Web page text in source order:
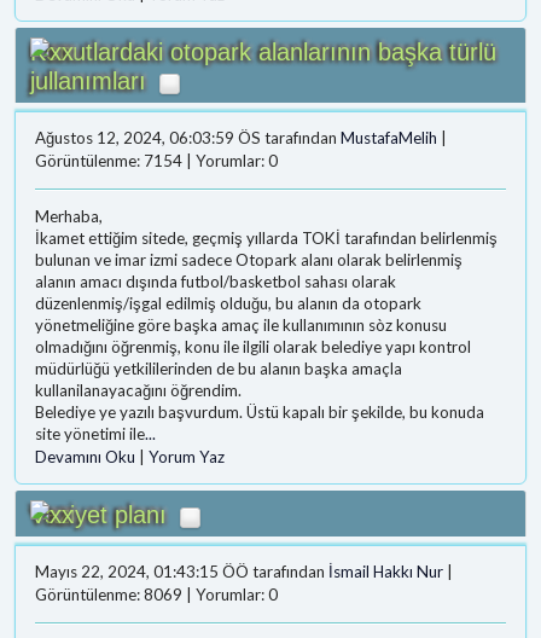
Konutlardaki otopark alanlarının başka türlü
jullanımları
Ağustos 12, 2024, 06:03:59 ÖS tarafından MustafaMelih
Görüntülenme: 7154 | Yorumlar: 0
Merhaba,
İkamet ettiğim sitede, geçmiş yıllarda TOKİ tarafından belirlenmiş
bulunan ve imar izmi sadece Otopark alanı olarak belirlenmiş
alanın amacı dışında futbol/basketbol sahası olarak
düzenlenmiş/işgal edilmiş olduğu, bu alanın da otopark
yönetmeliğine göre başka amaç ile kullanımının sòz konusu
olmadığını öğrenmiş, konu ile ilgili olarak belediye yapı kontrol
müdürlüğü yetkililerinden de bu alanın başka amaçla
kullanilanayacağını öğrendim.
Belediye ye yazılı başvurdum. Üstü kapalı bir şekilde, bu konuda
site yönetimi ile...
Devamını Oku
Yorum Yaz
Vaziyet planı
Mayıs 22, 2024, 01:43:15 ÖÖ tarafından İsmail Hakkı Nur
Görüntülenme: 8069 | Yorumlar: 0